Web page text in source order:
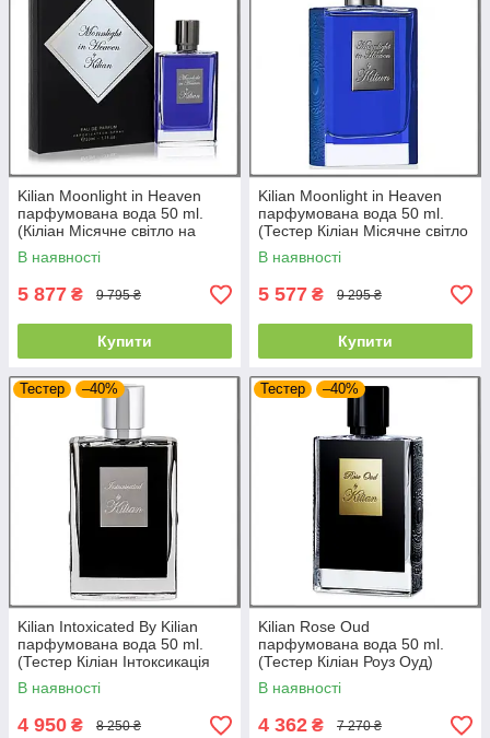
Kilian Moonlight in Heaven
парфумована вода 50 ml.
(Кіліан Місячне світло на
небесах) Без клатча.
В наявності
5 877 ₴ 9 795 ₴
Купити
Kilian Moonlight in Heaven
парфумована вода 50 ml.
(Тестер Кіліан Місячне світло
на небесах)
В наявності
5 577 ₴ 9 295 ₴
Купити
Тестер –40%
Kilian Intoxicated By Kilian
парфумована вода 50 ml.
(Тестер Кіліан Інтоксикація
Бай Кіліан)
В наявності
4 950 ₴ 8 250 ₴
Тестер –40%
Kilian Rose Oud
парфумована вода 50 ml.
(Тестер Кіліан Роуз Оуд)
В наявності
4 362 ₴ 7 270 ₴